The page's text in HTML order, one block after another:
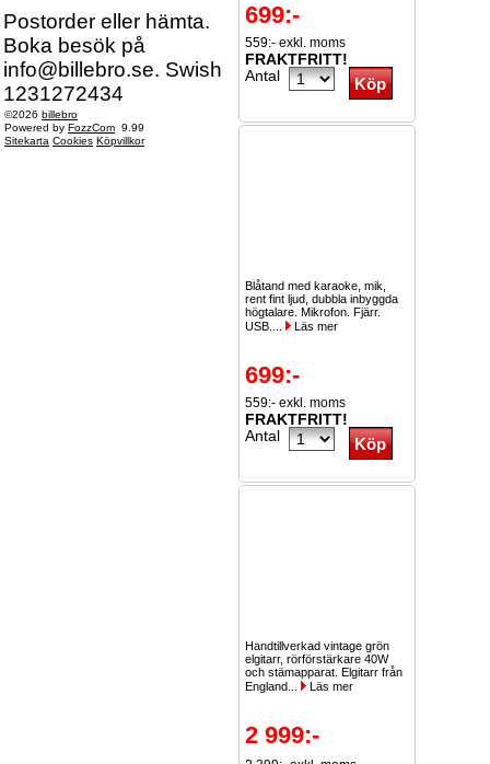
Postorder eller hämta.
Boka besök på
info@billebro.se. Swish
1231272434
©2026 billebro
Powered by FozzCom 9.99
Sitekarta Cookies Köpvillkor
699:-
559:- exkl. moms
FRAKTFRITT!
Antal
Blåtand med karaoke, mik,
rent fint ljud, dubbla inbyggda
högtalare. Mikrofon. Fjärr.
USB....
Läs mer
699:-
559:- exkl. moms
FRAKTFRITT!
Antal
Handtillverkad vintage grön
elgitarr, rörförstärkare 40W
och stämapparat. Elgitarr från
England...
Läs mer
2 999:-